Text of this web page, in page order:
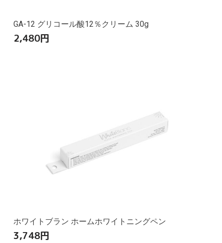
GA-12 グリコール酸12％クリーム 30g
2,480円
ホワイトブラン ホームホワイトニングペン
3,748円